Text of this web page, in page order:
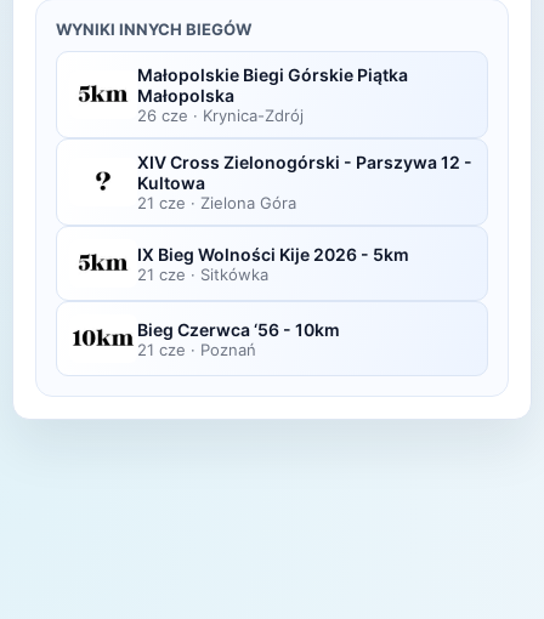
w ciągu kilku dni po zawodach na swojej stronie
lub fanpage'u na Facebooku.
WYNIKI INNYCH BIEGÓW
Małopolskie Biegi Górskie Piątka
Małopolska
26 cze · Krynica-Zdrój
XIV Cross Zielonogórski - Parszywa 12 -
Kultowa
21 cze · Zielona Góra
IX Bieg Wolności Kije 2026 - 5km
21 cze · Sitkówka
Bieg Czerwca ‘56 - 10km
21 cze · Poznań